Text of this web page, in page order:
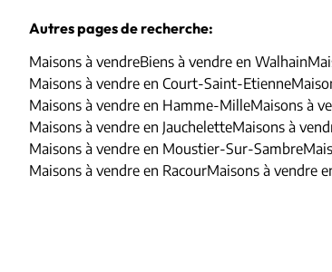
Autres pages de recherche:
Maisons à vendreBiens à vendre en Walhain
Maisons à vendre en Court-Saint-Etienne
Maisons à vendre en Hamme-MilleMaisons à
Maisons à vendre en JaucheletteMaisons à
Maisons à vendre en Moustier-Sur-Sambre
Maisons à vendre en RacourMaisons à vendre